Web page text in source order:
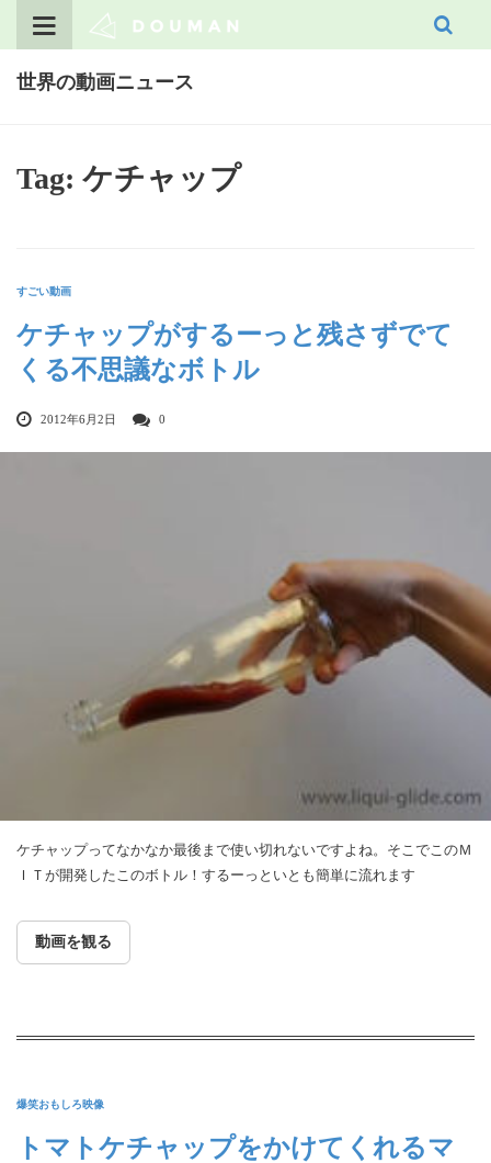
世界の動画ニュース
Tag: ケチャップ
すごい動画
ケチャップがするーっと残さずでて
くる不思議なボトル
2012年6月2日 0
ケチャップってなかなか最後まで使い切れないですよね。そこでこのＭ
ＩＴが開発したこのボトル！するーっといとも簡単に流れます
動画を観る
爆笑おもしろ映像
トマトケチャップをかけてくれるマ